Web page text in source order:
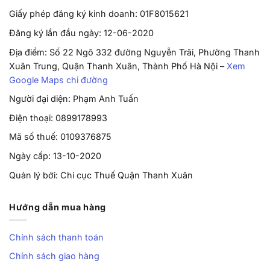
Giấy phép đăng ký kinh doanh: 01F8015621
Đăng ký lần đầu ngày: 12-06-2020
Địa điểm: Số 22 Ngõ 332 đường Nguyễn Trãi, Phường Thanh
Xuân Trung, Quận Thanh Xuân, Thành Phố Hà Nội – Xem
Google Maps chỉ đường
Người đại diện: Phạm Anh Tuấn
Điện thoại: 0899178993
Mã số thuế: 0109376875
Ngày cấp: 13-10-2020
Quản lý bởi: Chi cục Thuế Quận Thanh Xuân
Hướng dẫn mua hàng
Chính sách thanh toán
Chính sách giao hàng